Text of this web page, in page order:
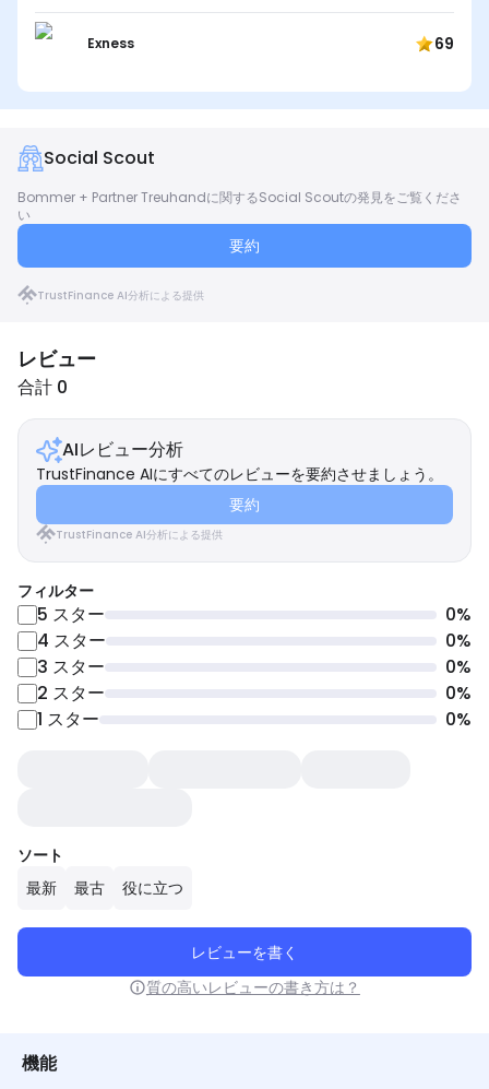
Exness 69
Social Scout
Bommer + Partner Treuhandに関するSocial Scoutの発見をご覧くださ
い
要約
TrustFinance AI分析による提供
レビュー
合計 0
AIレビュー分析
TrustFinance AIにすべてのレビューを要約させましょう。
要約
TrustFinance AI分析による提供
フィルター
5 スター 0%
4 スター 0%
3 スター 0%
2 スター 0%
1 スター 0%
ソート
最新
最古 役に立つ
レビューを書く
質の高いレビューの書き方は？
機能